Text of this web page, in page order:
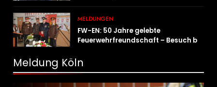
MELDUNGEN
FW-EN: 50 Jahre gelebte
Feuerwehrfreundschaft – Besuch bei
Österreich
Meldung Köln